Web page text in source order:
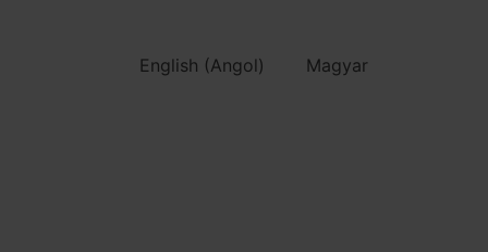
English (Angol) Magyar